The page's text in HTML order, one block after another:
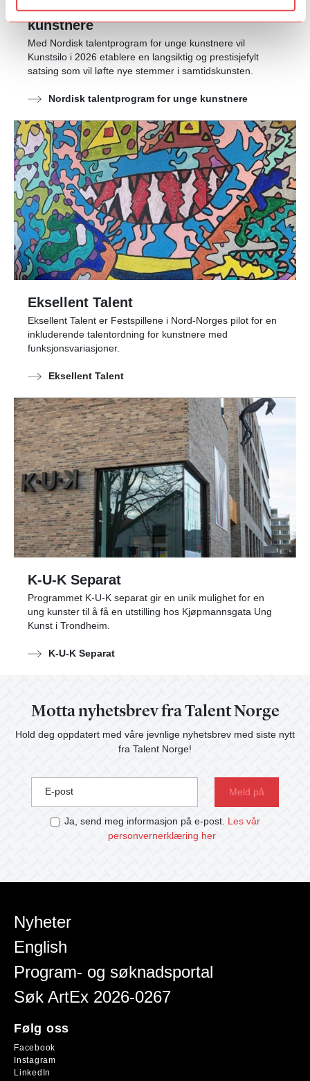
Nordisk talentprogram for unge
kunstnere
Med Nordisk talentprogram for unge kunstnere vil
Kunstsilo i 2026 etablere en langsiktig og prestisjefylt
satsing som vil løfte nye stemmer i samtidskunsten.
Nordisk talentprogram for unge kunstnere
Eksellent Talent
Eksellent Talent er Festspillene i Nord-Norges pilot for en
inkluderende talentordning for kunstnere med
funksjonsvariasjoner.
Eksellent Talent
K-U-K Separat
Programmet K-U-K separat gir en unik mulighet for en
ung kunster til å få en utstilling hos Kjøpmannsgata Ung
Kunst i Trondheim.
K-U-K Separat
Motta nyhetsbrev fra Talent Norge
Hold deg oppdatert med våre jevnlige nyhetsbrev med siste nytt
fra Talent Norge!
E-post
Ja, send meg informasjon på e-post. Les vår
personvernerklæring her
Nyheter
English
Program- og søknadsportal
Søk ArtEx 2026-0267
Følg oss
Facebook
Instagram
LinkedIn